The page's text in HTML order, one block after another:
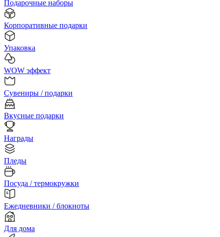
Подарочные наборы
Корпоративные подарки
Упаковка
WOW эффект
Сувениры / подарки
Вкусные подарки
Награды
Пледы
Посуда / термокружки
Ежедневники / блокноты
Для дома